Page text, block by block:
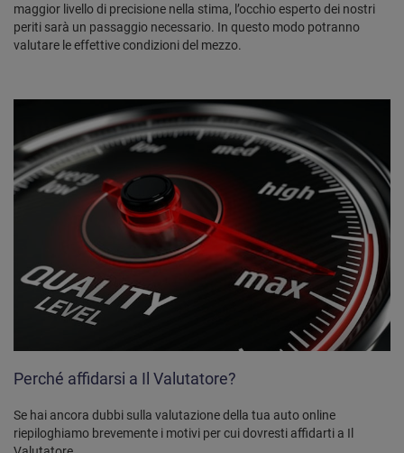
maggior livello di precisione nella stima, l’occhio esperto dei nostri
periti sarà un passaggio necessario. In questo modo potranno
valutare le effettive condizioni del mezzo.
Perché affidarsi a Il Valutatore?
Se hai ancora dubbi sulla valutazione della tua auto online
riepiloghiamo brevemente i motivi per cui dovresti affidarti a Il